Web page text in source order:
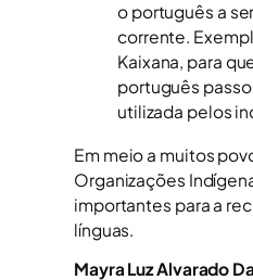
o português a
corrente.
Kaixana, para
português
utilizada pelos
Em meio a muitos
Organizações
importantes para a
línguas.
Mayra Luz Alvarado